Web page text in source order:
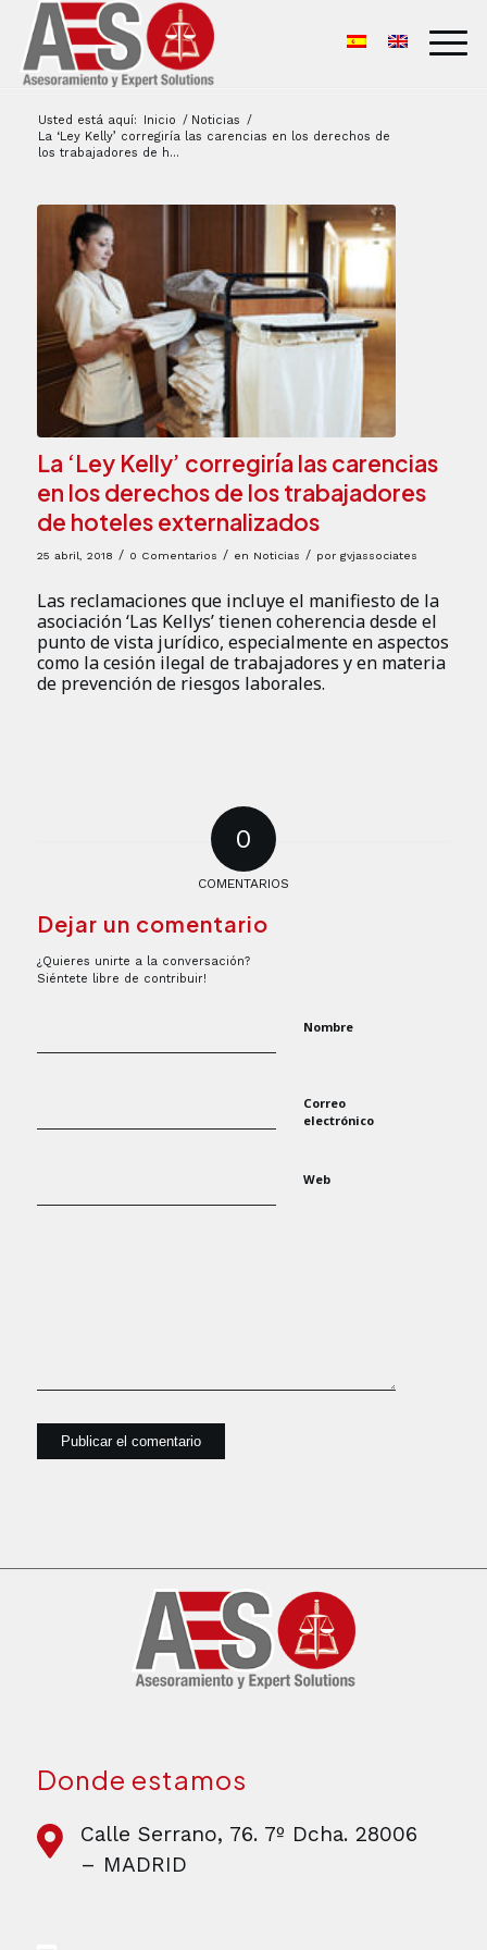
Usted está aquí: Inicio / Noticias /
La ‘Ley Kelly’ corregiría las carencias en los derechos de
los trabajadores de h...
La ‘Ley Kelly’ corregiría las carencias
en los derechos de los trabajadores
de hoteles externalizados
25 abril, 2018 / 0 Comentarios / en Noticias / por gvjassociates
Las reclamaciones que incluye el manifiesto de la
asociación ‘Las Kellys’ tienen coherencia desde el
punto de vista jurídico, especialmente en aspectos
como la cesión ilegal de trabajadores y en materia
de prevención de riesgos laborales.
0
COMENTARIOS
Dejar un comentario
¿Quieres unirte a la conversación?
Siéntete libre de contribuir!
Nombre
Correo
electrónico
Web
Donde estamos
Calle Serrano, 76. 7º Dcha. 28006
– MADRID